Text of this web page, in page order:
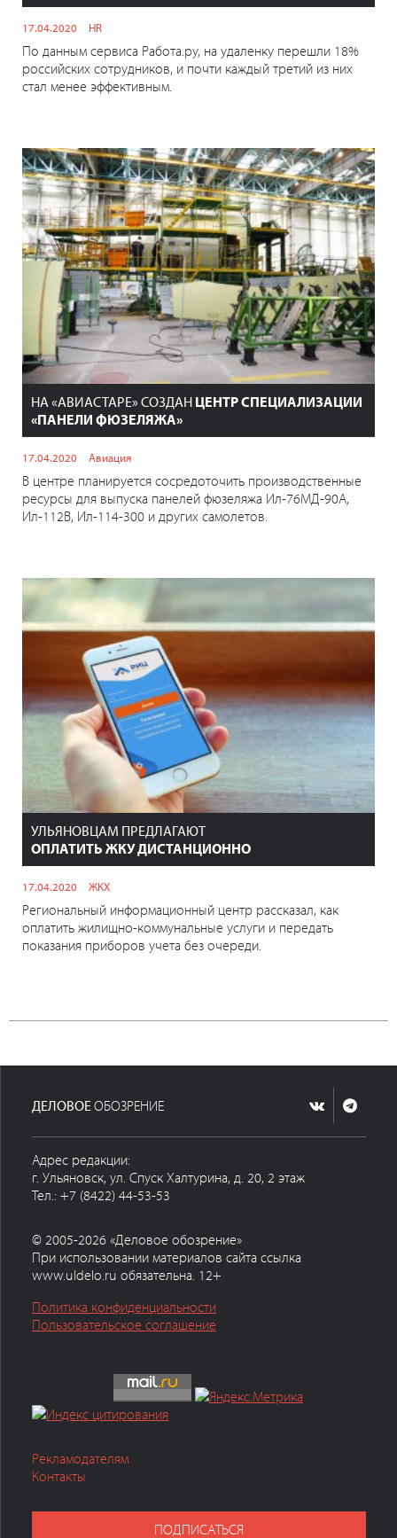
17.04.2020 HR
По данным сервиса Работа.ру, на удаленку перешли 18%
российских сотрудников, и почти каждый третий из них
стал менее эффективным.
НА «АВИАСТАРЕ» СОЗДАН ЦЕНТР СПЕЦИАЛИЗАЦИИ
«ПАНЕЛИ ФЮЗЕЛЯЖА»
17.04.2020 Авиация
В центре планируется сосредоточить производственные
ресурсы для выпуска панелей фюзеляжа Ил-76МД-90А,
Ил-112В, Ил-114-300 и других самолетов.
УЛЬЯНОВЦАМ ПРЕДЛАГАЮТ
ОПЛАТИТЬ ЖКУ ДИСТАНЦИОННО
17.04.2020 ЖКХ
Региональный информационный центр рассказал, как
оплатить жилищно-коммунальные услуги и передать
показания приборов учета без очереди.
ДЕЛОВОЕОБОЗРЕНИЕ
Адрес редакции:
г. Ульяновск, ул. Спуск Халтурина, д. 20, 2 этаж
Тел.: +7 (8422) 44-53-53
© 2005-2026 «Деловое обозрение»
При использовании материалов сайта ссылка
www.uldelo.ru обязательна. 12+
Политика конфиденциальности
Пользовательское соглашение
Рекламодателям
Контакты
ПОДПИСАТЬСЯ